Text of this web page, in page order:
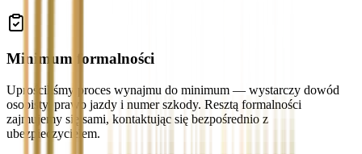
Minimum formalności
Uprościliśmy proces wynajmu do minimum — wystarczy dowód
osobisty, prawo jazdy i numer szkody. Resztą formalności
zajmujemy się sami, kontaktując się bezpośrednio z
ubezpieczycielem.